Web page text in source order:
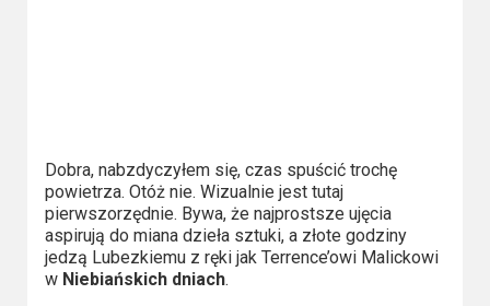
Dobra, nabzdyczyłem się, czas spuścić trochę
powietrza. Otóż nie. Wizualnie jest tutaj
pierwszorzędnie. Bywa, że najprostsze ujęcia
aspirują do miana dzieła sztuki, a złote godziny
jedzą Lubezkiemu z ręki jak Terrence’owi Malickowi
w Niebiańskich dniach.